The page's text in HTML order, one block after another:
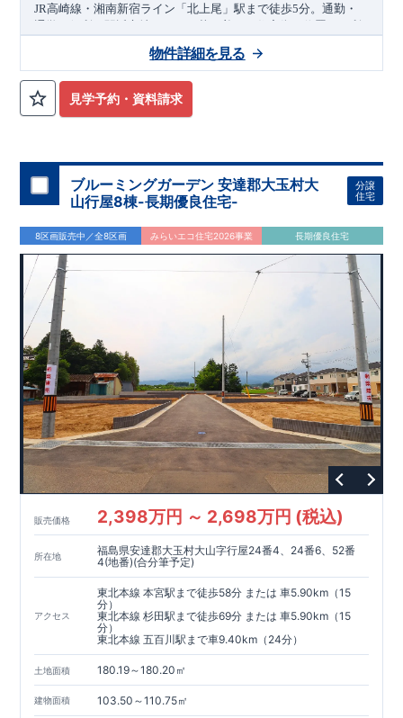
JR高崎線・湘南新宿ライン「北上尾」駅まで徒歩5分。通勤・
通学に便利な駅近立地ながら、落ち着いた住宅街に位置し、利
便性と住環境を兼ね備えています。
・買い物施設や教育施設が身近に揃う住環境
スーパー「ベルク上尾春日店」徒歩
育園徒歩2分など、生活利便施設が充実。公園や医療施設も徒歩
圏内に揃い、子育て世帯にも安心のロケーションです。
ニタリー「irodori」、ガス乾燥機「乾太くん」、太陽光パネル
を標準装備。折上天井やポップアップ天井、間接照明付きグラ
ビオエッジなど、デザイン性と快適性を追求した住まいです。
アクセス
高崎線・湘南新宿ライン
「北上尾」駅徒歩5分（約400m）
ロケーション
保育園ア・クレイシュ（徒歩
花園幼稚園（徒歩
セブンイレブン上尾中妻
分）
ベルク上尾春日店（徒歩
浅間台第二公園（徒歩
​ ​ ​東栄住宅ブルーミングガーデンのこだわりの家づくり
全棟自社一貫体制
もっと詳しく
◇誰が、何をしたか。が明確だからこそ、お客様の安心に繋が
ります。
◇設計、施工、営業が互いに協力しあい、最良のプランを提供
いたします。
◇不要な中間マージンを抑えることで、コストダウンに努めて
います。
◇国が定めた耐震等級で最高の3 を取得建築基準法で定められ
た、｢数百年に一度発生する地震に対して、倒壊、崩壊しな
い。｣という基準から、さらに1.5倍の耐震力を達成していま
安心の長期優良住宅！
もっと詳しく
◇東栄住宅は、全7つの技術基準のうち、4つの最高等級を取得
長期優良住宅
て、長く大切に使う｣ことを目的とした認定制度。住宅ローン減
税、固定資産税などの税制優遇を受けられるだけでなく、中古
市場でも、長期優良住宅が有利に働きます。
住宅性能評価ダブル取得！
もっと詳しく
◇設計住宅性能評価 ：建物設計段階で、国が認めた第三機関が
◇建設住宅性能評価
：評価を受けた図面通りに施工されている
見学予約・資料請求
物件詳細を見る
ブルーミングガーデン 安達郡大玉村大
山行屋8棟-長期優良住宅-
分譲
住宅
8区画販売中／全8区画 みらいエコ住宅2026事業 長期優良住宅
販売価格 2,398万円 ～ 2,698万円 (税込)
所在地
福島県安達郡大玉村大山字行屋24番4、24番6、52番
4(地番)(合分筆予定)
アクセス
東北本線 本宮駅まで徒歩58分 または 車5.90km（15
分）
東北本線 杉田駅まで徒歩69分 または 車5.90km（15
分）
東北本線 五百川駅まで車9.40km（24分）
土地面積 180.19～180.20㎡
建物面積 103.50～110.75㎡